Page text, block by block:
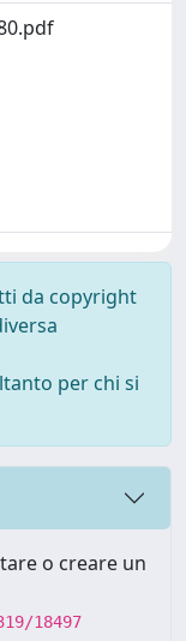
da copyright
per chi si
o creare un
18497